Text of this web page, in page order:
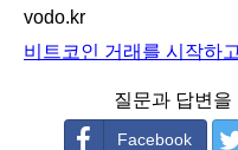
vodo.kr
비트코인 거래를 시작하
질문과 답변을
Facebook